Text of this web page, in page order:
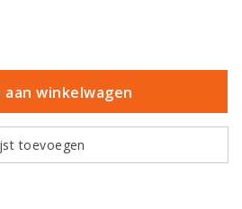
winkelwagen
toevoegen